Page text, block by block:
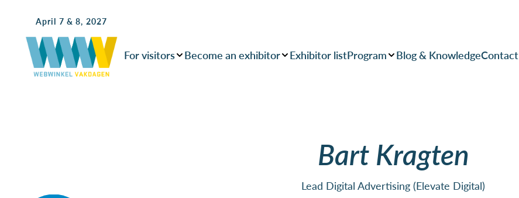
April 7 & 8, 2027
For visitors Become an exhibitor Exhibitor listProgram Blog & KnowledgeContact
Bart Kragten
Lead Digital Advertising (Elevate Digital)